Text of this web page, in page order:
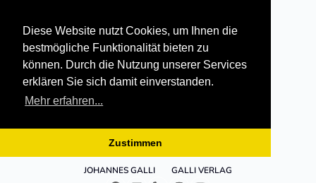
Diese Website nutzt Cookies, um Ihnen die
bestmögliche Funktionalität bieten zu
können. Durch die Nutzung unserer Services
erklären Sie sich damit einverstanden.
Mehr erfahren...
Zustimmen
JOHANNES GALLI GALLI VERLAG